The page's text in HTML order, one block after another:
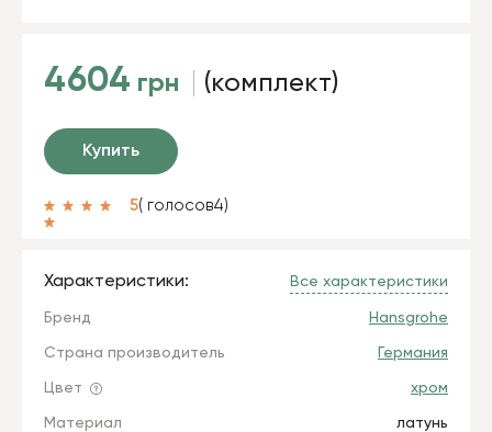
4604 грн (комплект)
Купить
5( голосов4)
Характеристики: Все характеристики
Бренд Hansgrohe
Страна производитель Германия
Цвет хром
Материал латунь